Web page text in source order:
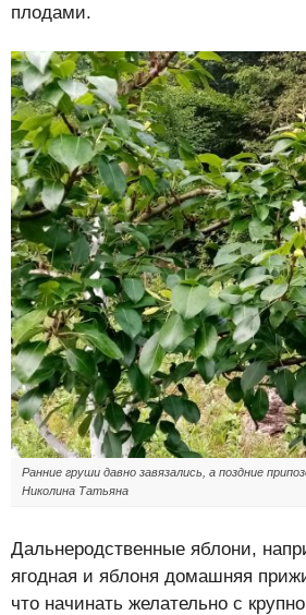
плодами.
Ранние груши давно завязались, а поздние
Николина Татьяна
Дальнеродственные яблони,
ягодная и яблоня домашняя
что начинать желательно с